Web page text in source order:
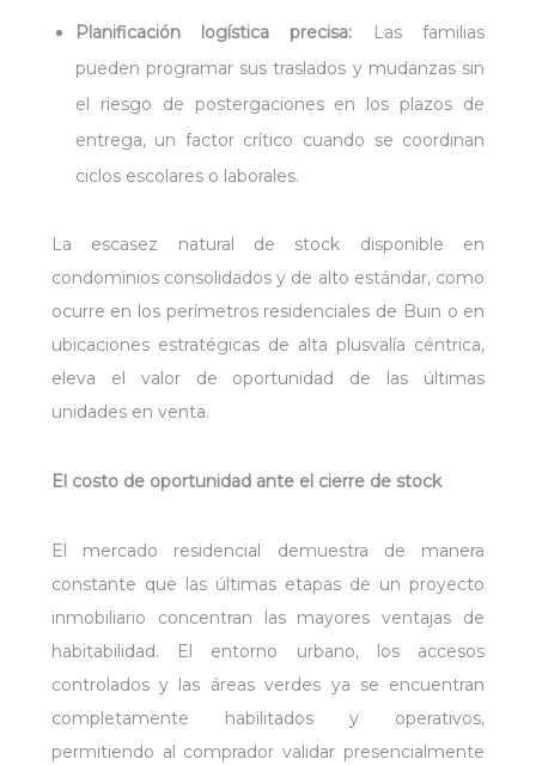
Planificación logística precisa: Las familias
pueden programar sus traslados y mudanzas sin
el riesgo de postergaciones en los plazos de
entrega, un factor crítico cuando se coordinan
ciclos escolares o laborales.
La escasez natural de stock disponible en
condominios consolidados y de alto estándar, como
ocurre en los perímetros residenciales de Buin o en
ubicaciones estratégicas de alta plusvalía céntrica,
eleva el valor de oportunidad de las últimas
unidades en venta.
El costo de oportunidad ante el cierre de stock
El mercado residencial demuestra de manera
constante que las últimas etapas de un proyecto
inmobiliario concentran las mayores ventajas de
habitabilidad. El entorno urbano, los accesos
controlados y las áreas verdes ya se encuentran
completamente habilitados y operativos,
permitiendo al comprador validar presencialmente